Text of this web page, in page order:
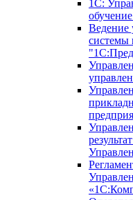
1С:
Ведение
системы